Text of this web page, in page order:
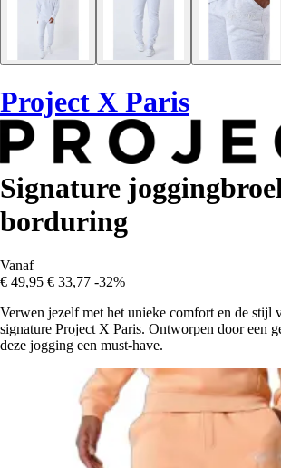
Project X Paris
Signature
borduring
Vanaf
€ 49,95 € 33,77 -32%
Verwen jezelf met het unieke comfort en de stijl
signature Project X Paris. Ontworpen door een
deze jogging een must-have.